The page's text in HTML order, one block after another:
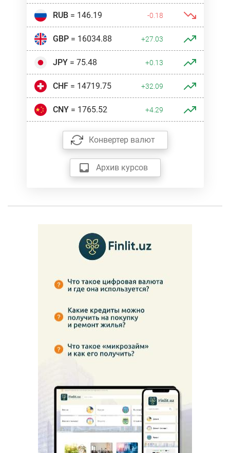
RUB= 146.19 -0.18
GBP= 16034.88 +27.03
JPY= 75.48 +0.13
CHF= 14719.75 +32.09
CNY= 1765.52 +4.29
Конвертер валют
Архив курсов